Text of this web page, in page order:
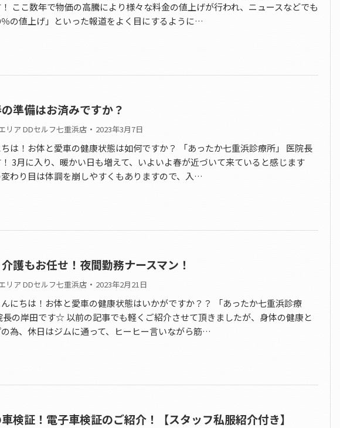
ここ数年で物価の高騰により様々な料金の値上げが行われ、ニュースなどでも
の値上げ」といった報道をよく目にするように…
準備はお済みですか？
リア DDセルフ七重浜店 2023年3月7日
は！お体と愛車の健康状態は如何ですか？ 「あったか七重浜診療所」 医院長
3月に入り、暖かい日も増えて、いよいよ春が近づいて来ていると感じます
わり目は体調を崩しやすくもありますので、入…
護もお任せ！夜間勤務ナースマン！
リア DDセルフ七重浜店 2023年2月21日
にちは！お体と愛車の健康状態はいかがですか？？ 「あったか七重浜診療
長の岸田です☆ 以前の記事でも軽くご紹介させて頂きましたが、身体の健康と
為、休日はジムに通って、ヒーヒー言いながら筋…
検証！電子車検証のご紹介！【スタッフ私服紹介付き】